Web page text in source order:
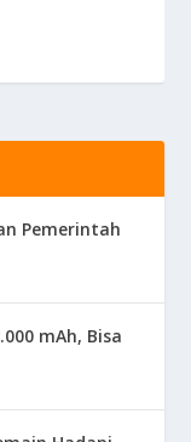
Pemerintah
mAh, Bisa